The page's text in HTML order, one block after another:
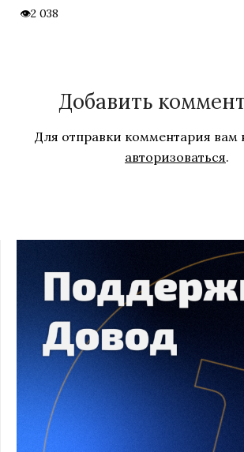
2 038
Добавить
Для отправки комментария вам
авторизоваться.